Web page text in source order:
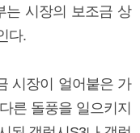
는 시장의 보조금 상
다.
시장이 얼어붙은 가
른 돌풍을 일으키지